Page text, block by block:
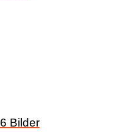
6 Bilder